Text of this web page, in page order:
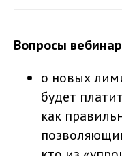
Вопросы
о новых
будет
как